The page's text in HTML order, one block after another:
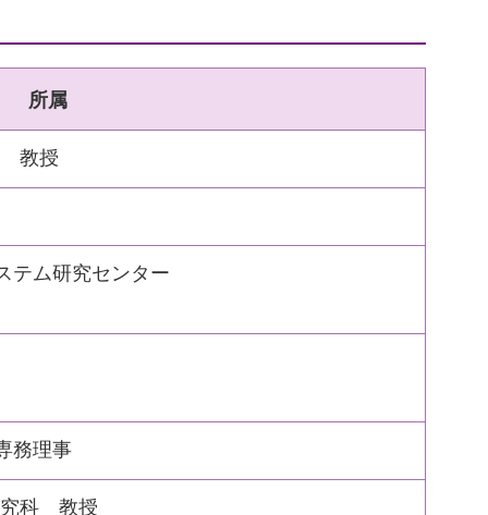
所属
教授
テム研究センター
務理事
究科 教授